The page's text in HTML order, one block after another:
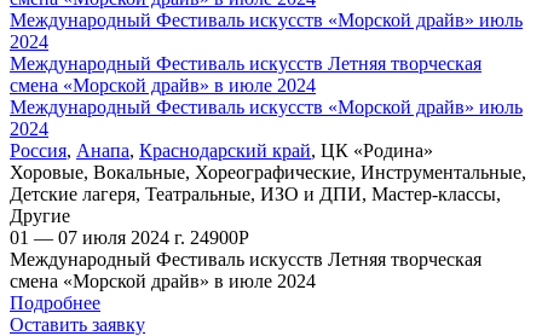
Международный Фестиваль искусств «Морской драйв» июль
2024
Международный Фестиваль искусств Летняя творческая
смена «Морской драйв» в июле 2024
Международный Фестиваль искусств «Морской драйв» июль
2024
Россия, Анапа, Краснодарский край, ЦК «Родина»
Хоровые, Вокальные, Хореографические, Инструментальные,
Детские лагеря, Театральные, ИЗО и ДПИ, Мастер-классы,
Другие
01 — 07 июля 2024 г. 24900Р
Международный Фестиваль искусств Летняя творческая
смена «Морской драйв» в июле 2024
Подробнее
Оставить заявку